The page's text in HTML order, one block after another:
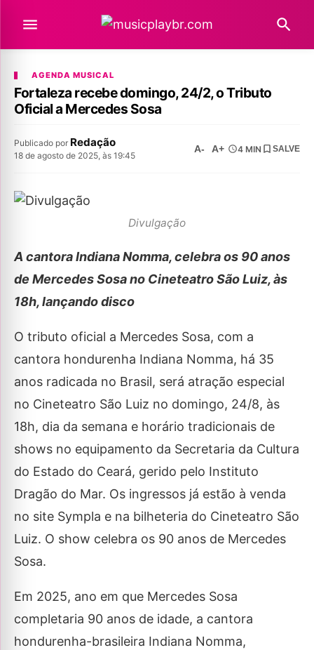
AGENDA MUSICAL
Fortaleza recebe domingo, 24/2, o Tributo
Oficial a Mercedes Sosa
Publicado por Redação
18 de agosto de 2025, às 19:45
A- A+ 4 MIN SALVE
Divulgação
A cantora Indiana Nomma, celebra os 90 anos
de Mercedes Sosa no Cineteatro São Luiz, às
18h, lançando disco
O tributo oficial a Mercedes Sosa, com a
cantora hondurenha Indiana Nomma, há 35
anos radicada no Brasil, será atração especial
no Cineteatro São Luiz no domingo, 24/8, às
18h, dia da semana e horário tradicionais de
shows no equipamento da Secretaria da Cultura
do Estado do Ceará, gerido pelo Instituto
Dragão do Mar. Os ingressos já estão à venda
no site Sympla e na bilheteria do Cineteatro São
Luiz. O show celebra os 90 anos de Mercedes
Sosa.
Em 2025, ano em que Mercedes Sosa
completaria 90 anos de idade, a cantora
hondurenha-brasileira Indiana Nomma,